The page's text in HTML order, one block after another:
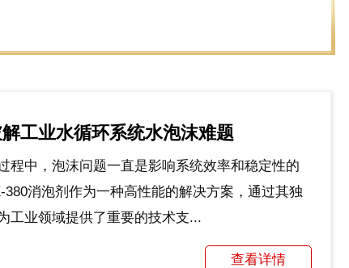
工业水循环系统水泡沫难题
程中，泡沫问题一直是影响系统效率和稳定性的
消泡剂作为一种高性能的解决方案，通过其独
工业领域提供了重要的技术支...
查看详情